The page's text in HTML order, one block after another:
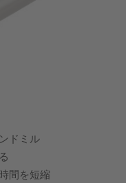
ドミル
間を短縮